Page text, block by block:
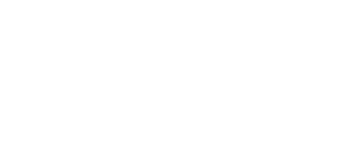
抜)を提供させていただ
とをご了承ください。
タに基づき作成されるも
ることをご了承くださ
ロン制御機器販売店・
示しないようお願いしま
エーテル類) : 1000ppm、
ンジル) : 1000ppm、
下｢規制貨物等」とい
務取引許可)を取得する
よう必要な手段を講じ
並びにこれらの製造装
第三者に通知します。
る場合は、取り引きをい
担当のオムロン制御